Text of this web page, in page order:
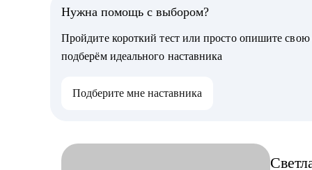
•
Нужна помощь с выбором?
Пройдите короткий тест или просто опишите
подберём идеального наставника
Подберите мне наставника